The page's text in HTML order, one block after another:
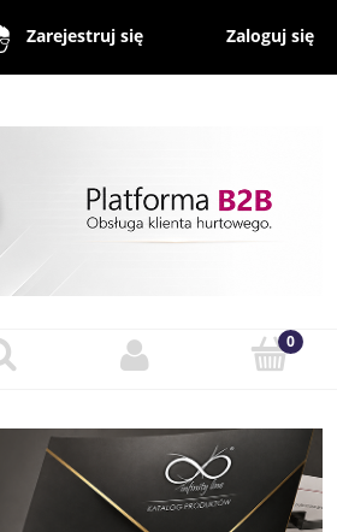
Zarejestruj się Zaloguj się